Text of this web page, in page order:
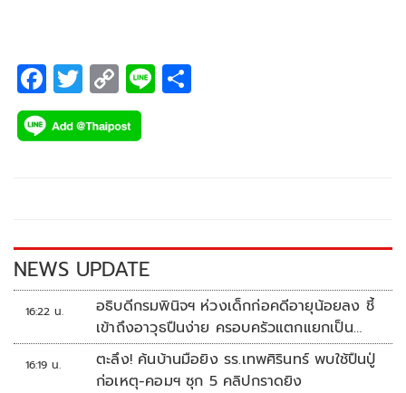
F
ac
e
k
T
wi
tt
C
o
p
k
Li
NEWS UPDATE
16:22 น.
อธิบดีกรมพินิจฯ ห่วงเด็กก่อคดีอายุน้อยลง ชี้
เข้าถึงอาวุธปืนง่าย ครอบครัวแตกแยกเป็น
ชนวนสำคัญ
16:19 น.
ตะลึง! ค้นบ้านมือยิง รร.เทพศิรินทร์ พบใช้ปืนปู่
ก่อเหตุ-คอมฯ ซุก 5 คลิปกราดยิง